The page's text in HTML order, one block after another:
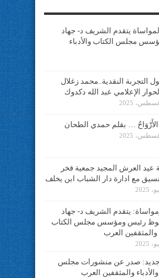
يتقدم الشريف د- جهاد
مجلس الكتاب والأدباء
التجربة النقدية..محمد زغلال
الإعلامي عبد الله دكدوك
… بقلم حمدي الطحان
عيد العرش المجيد جمعية فخر
مع ادارة دار الشباب ابن يخلف
يتقدم الشريف د- جهاد
رئيس ومؤسس مجلس الكتاب
والمثقفين العرب
جديد: صدر عن منشورات مجلس
والأدباء والمثقفين العرب